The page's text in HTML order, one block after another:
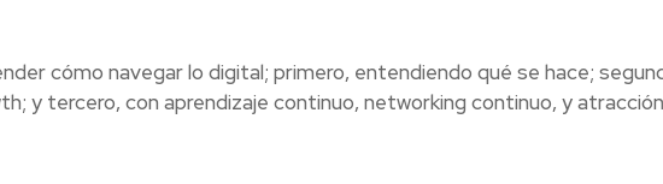
cómo navegar lo digital; primero, entendiendo qué se hace;
y tercero, con aprendizaje continuo, networking continuo, y atracción